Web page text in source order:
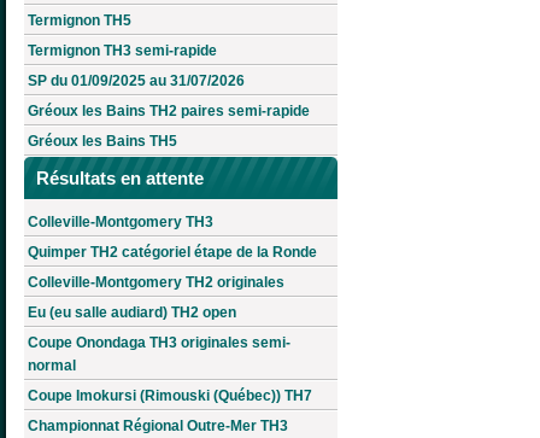
Termignon TH5
Termignon TH3 semi-rapide
SP du 01/09/2025 au 31/07/2026
Gréoux les Bains TH2 paires semi-rapide
Gréoux les Bains TH5
Résultats en attente
Colleville-Montgomery TH3
Quimper TH2 catégoriel étape de la Ronde
Colleville-Montgomery TH2 originales
Eu (eu salle audiard) TH2 open
Coupe Onondaga TH3 originales semi-
normal
Coupe Imokursi (Rimouski (Québec)) TH7
Championnat Régional Outre-Mer TH3